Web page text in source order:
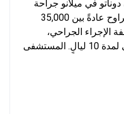
في ميلانو جراحة
استبدال مفصل الورك بأسعار تتراوح عادةً بين 35,000
الإجراء الجراحي،
والتخدير، وإقامة في المستشفى لمدة 10 ليالٍ. المستشفى
الصحية وهو